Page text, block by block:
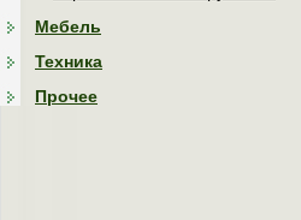
Мебель
Техника
Прочее